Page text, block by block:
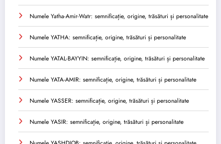
Numele Yatha-Amir-Watr: semnificație, origine, trăsături și personalitate
Numele YATHA: semnificație, origine, trăsături și personalitate
Numele YATAL-BAYYIN: semnificație, origine, trăsături și personalitate
Numele YATA-AMIR: semnificație, origine, trăsături și personalitate
Numele YASSER: semnificație, origine, trăsături și personalitate
Numele YASIR: semnificație, origine, trăsături și personalitate